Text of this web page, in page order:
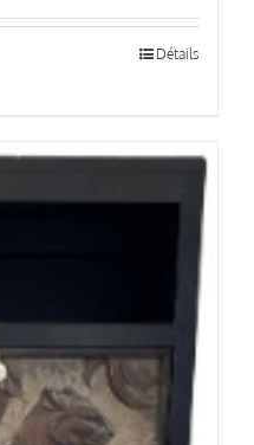
Détails